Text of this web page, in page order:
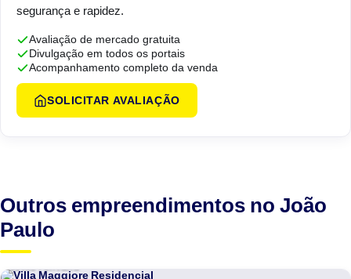
segurança e rapidez.
Avaliação de mercado gratuita
Divulgação em todos os portais
Acompanhamento completo da venda
SOLICITAR AVALIAÇÃO
Outros empreendimentos no João
Paulo